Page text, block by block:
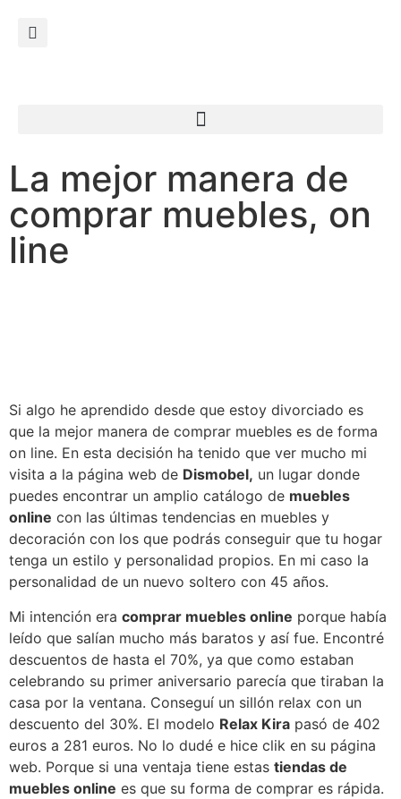
La mejor manera de
comprar muebles, on
line
Si algo he aprendido desde que estoy divorciado es
que la mejor manera de comprar muebles es de forma
on line. En esta decisión ha tenido que ver mucho mi
visita a la página web de Dismobel, un lugar donde
puedes encontrar un amplio catálogo de muebles
online con las últimas tendencias en muebles y
decoración con los que podrás conseguir que tu hogar
tenga un estilo y personalidad propios. En mi caso la
personalidad de un nuevo soltero con 45 años.
Mi intención era comprar muebles online porque había
leído que salían mucho más baratos y así fue. Encontré
descuentos de hasta el 70%, ya que como estaban
celebrando su primer aniversario parecía que tiraban la
casa por la ventana. Conseguí un sillón relax con un
descuento del 30%. El modelo Relax Kira pasó de 402
euros a 281 euros. No lo dudé e hice clik en su página
web. Porque si una ventaja tiene estas tiendas de
muebles online es que su forma de comprar es rápida.